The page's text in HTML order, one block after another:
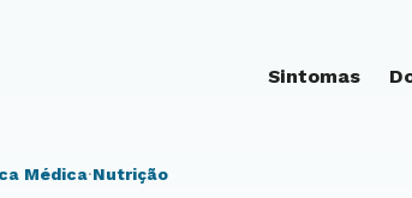
Sintomas
Médica·Nutrição